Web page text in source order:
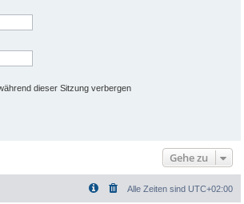
dieser Sitzung verbergen
Gehe zu
Alle Zeiten sind UTC+02:00